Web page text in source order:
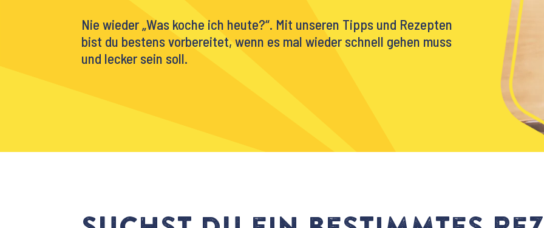
Nie wieder „Was koche ich heute?“. Mit unseren Tipps und Rezepten
bist du bestens vorbereitet, wenn es mal wieder schnell gehen muss
und lecker sein soll.